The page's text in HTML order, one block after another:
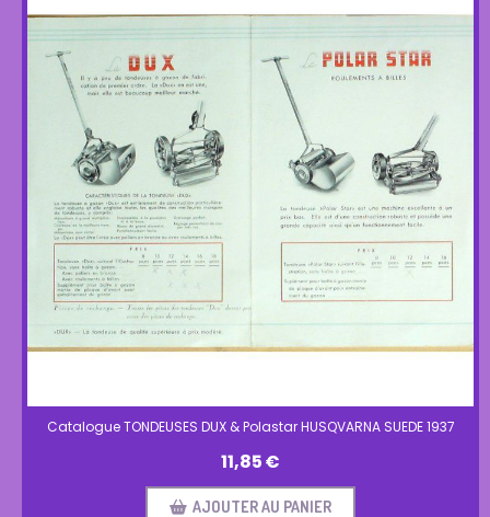
Catalogue TONDEUSES DUX & Polastar HUSQVARNA SUEDE 1937
11,85€
AJOUTER AU PANIER